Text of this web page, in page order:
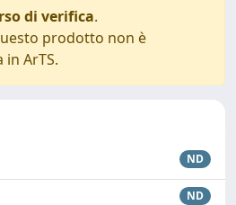
di verifica.
prodotto non è
ArTS.
ND
ND